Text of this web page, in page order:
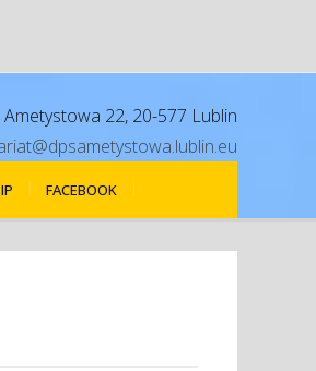
Ametystowa 22, 20-577 Lublin
FACEBOOK